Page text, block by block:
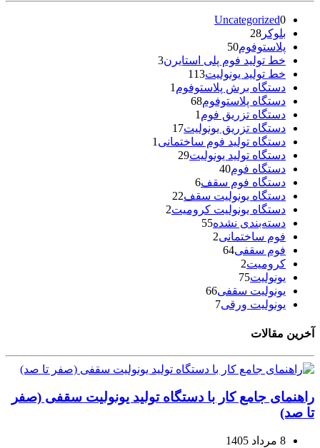
Uncategorized0
بلوکر 28
پلاستوفوم50
خط تولید فوم پلی استایرن3
خط تولید یونولیت113
دستگاه برش پلاستوفوم 1
دستگاه پلاستوفوم68
دستگاه تزریق فوم 1
دستگاه تزریق یونولیت17
دستگاه تولید فوم ساختمانی 1
دستگاه تولید یونولیت29
دستگاه فوم40
دستگاه فوم سقف6
دستگاه یونولیت سقف22
دستگاه یونولیت کرومیت2
دسته‌بندی نشده55
فوم ساختمانی2
فوم سقفی64
کرومیت2
یونولیت75
یونولیت سقفی66
یونولیت ورقی7
آخرین مقالات
راهنمای جامع کار با دستگاه تولید یونولیت سقفی (صفر
تا صد)
8 مرداد 1405